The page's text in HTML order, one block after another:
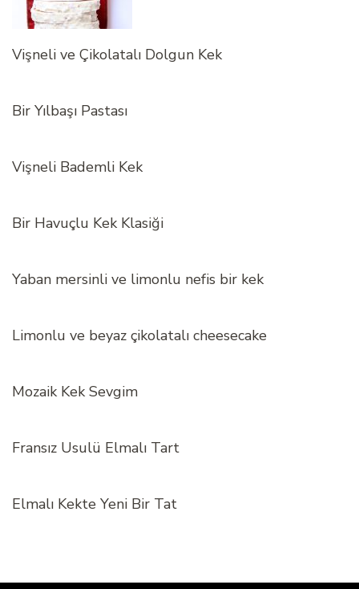
Vişneli ve Çikolatalı Dolgun Kek
Bir Yılbaşı Pastası
Vişneli Bademli Kek
Bir Havuçlu Kek Klasiği
Yaban mersinli ve limonlu nefis bir kek
Limonlu ve beyaz çikolatalı cheesecake
Mozaik Kek Sevgim
Fransız Usulü Elmalı Tart
Elmalı Kekte Yeni Bir Tat